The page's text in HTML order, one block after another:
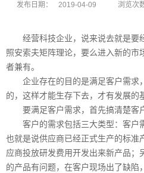
发布日期： 2019-04-09 浏览次
经营科技企业，说来说去就是要
照安索夫矩阵理论，要么进入新的市
者兼有。
企业存在的目的是满足客户需求
的，这样才能生存下去，才有发展的
要满足客户需求，首先搞清楚客
客户的需求包括三大类型：客户
也就是说供应商已经正式生产的标准
应商投放研发费用开发出来新产品；
的产品有问题，在客户现场出了缺陷